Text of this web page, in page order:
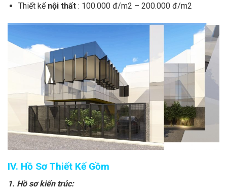
Thiết kế nội thất: 100.000 đ/m2 – 200.000 đ/m2
IV. Hồ Sơ Thiết Kế Gồm
1. Hồ sơ kiến trúc: